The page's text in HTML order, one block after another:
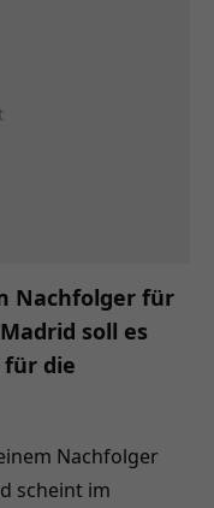
Nachfolger für
soll es
die
Nachfolger
scheint im